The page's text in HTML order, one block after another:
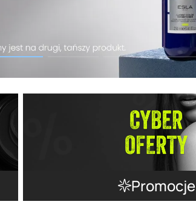
Promocje